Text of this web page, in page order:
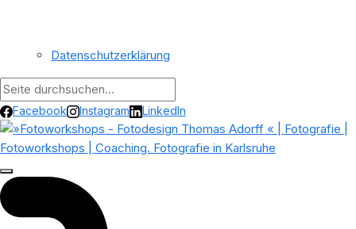
Datenschutzerklärung
Facebook Instagram LinkedIn